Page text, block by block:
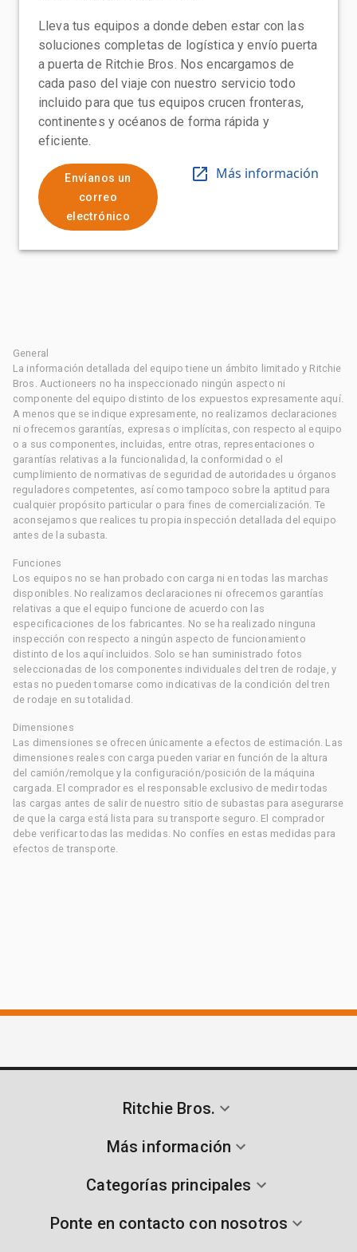
Lleva tus equipos a donde deben estar con las
soluciones completas de logística y envío puerta
a puerta de Ritchie Bros. Nos encargamos de
cada paso del viaje con nuestro servicio todo
incluido para que tus equipos crucen fronteras,
continentes y océanos de forma rápida y
eficiente.
Envíanos un
correo
electrónico
Más información
General
La información detallada del equipo tiene un ámbito limitado y Ritchie
Bros. Auctioneers no ha inspeccionado ningún aspecto ni
componente del equipo distinto de los expuestos expresamente aquí.
A menos que se indique expresamente, no realizamos declaraciones
ni ofrecemos garantías, expresas o implícitas, con respecto al equipo
o a sus componentes, incluidas, entre otras, representaciones o
garantías relativas a la funcionalidad, la conformidad o el
cumplimiento de normativas de seguridad de autoridades u órganos
reguladores competentes, así como tampoco sobre la aptitud para
cualquier propósito particular o para fines de comercialización. Te
aconsejamos que realices tu propia inspección detallada del equipo
antes de la subasta.
Funciones
Los equipos no se han probado con carga ni en todas las marchas
disponibles. No realizamos declaraciones ni ofrecemos garantías
relativas a que el equipo funcione de acuerdo con las
especificaciones de los fabricantes. No se ha realizado ninguna
inspección con respecto a ningún aspecto de funcionamiento
distinto de los aquí incluidos. Solo se han suministrado fotos
seleccionadas de los componentes individuales del tren de rodaje, y
estas no pueden tomarse como indicativas de la condición del tren
de rodaje en su totalidad.
Dimensiones
Las dimensiones se ofrecen únicamente a efectos de estimación. Las
dimensiones reales con carga pueden variar en función de la altura
del camión/remolque y la configuración/posición de la máquina
cargada. El comprador es el responsable exclusivo de medir todas
las cargas antes de salir de nuestro sitio de subastas para asegurarse
de que la carga está lista para su transporte seguro. El comprador
debe verificar todas las medidas. No confíes en estas medidas para
efectos de transporte.
Ritchie Bros.
Más información
Categorías principales
Ponte en contacto con nosotros